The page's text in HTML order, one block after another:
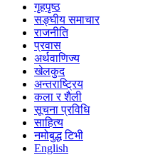
गृहपृष्ठ
सङ्घीय समाचार
राजनीति
प्रवास
अर्थवाणिज्य
खेलकुद
अन्तराष्ट्रिय
कला र शैली
सूचना प्रविधि
साहित्य
नमोबुद्ध टिभी
English